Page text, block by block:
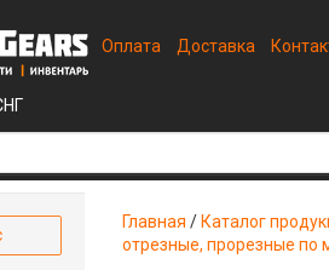
Оплата Доставка
Главная / Каталог
отрезные, прорезные по